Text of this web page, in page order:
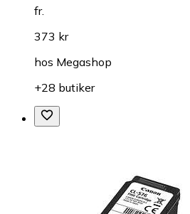
fr.
373 kr
hos Megashop
+28 butiker